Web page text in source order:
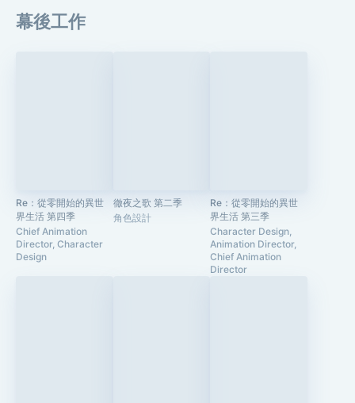
幕後工作
Re：從零開始的異世
界生活 第四季
Chief Animation
Director, Character
Design
徹夜之歌 第二季
角色設計
Re：從零開始的異世
界生活 第三季
Character Design,
Animation Director,
Chief Animation
Director